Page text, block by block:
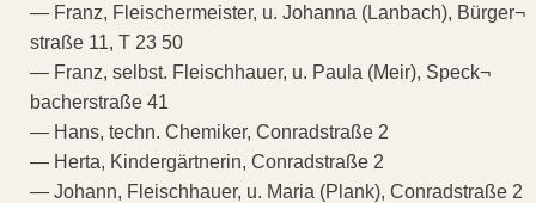
— Franz, Fleischermeister, u. Johanna (Lanbach), Bürger¬
straße 11, T 23 50
— Franz, selbst. Fleischhauer, u. Paula (Meir), Speck¬
bacherstraße 41
— Hans, techn. Chemiker, Conradstraße 2
— Herta, Kindergärtnerin, Conradstraße 2
— Johann, Fleischhauer, u. Maria (Plank), Conradstraße 2